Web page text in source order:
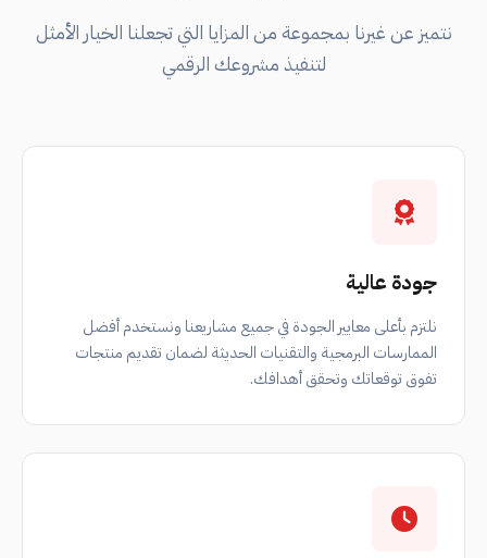
نتميز عن غيرنا بمجموعة من المزايا التي تجعلنا الخيار الأمثل
لتنفيذ مشروعك الرقمي
جودة عالية
نلتزم بأعلى معايير الجودة في جميع مشاريعنا ونستخدم أفضل
الممارسات البرمجية والتقنيات الحديثة لضمان تقديم منتجات
تفوق توقعاتك وتحقق أهدافك.